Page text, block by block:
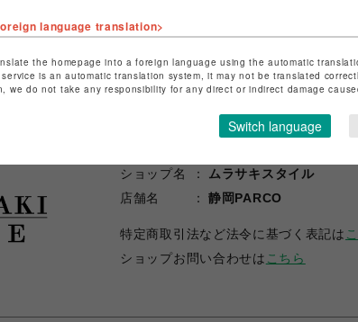
ショップ名
ムラサキスタイル
店舗名
静岡PARCO
特定商取引法など法令に基づく表記は
ショップお問い合わせは こちら
language translation>
the homepage into a foreign language using the automatic
is an automatic translation system, it may not be translated
we do not take any responsibility for any direct or indirect damage
Switch language